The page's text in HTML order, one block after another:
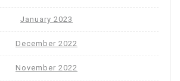
January 2023
December 2022
November 2022